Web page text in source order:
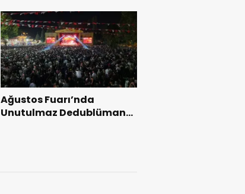
Ağustos Fuarı’nda
Unutulmaz Dedublüman